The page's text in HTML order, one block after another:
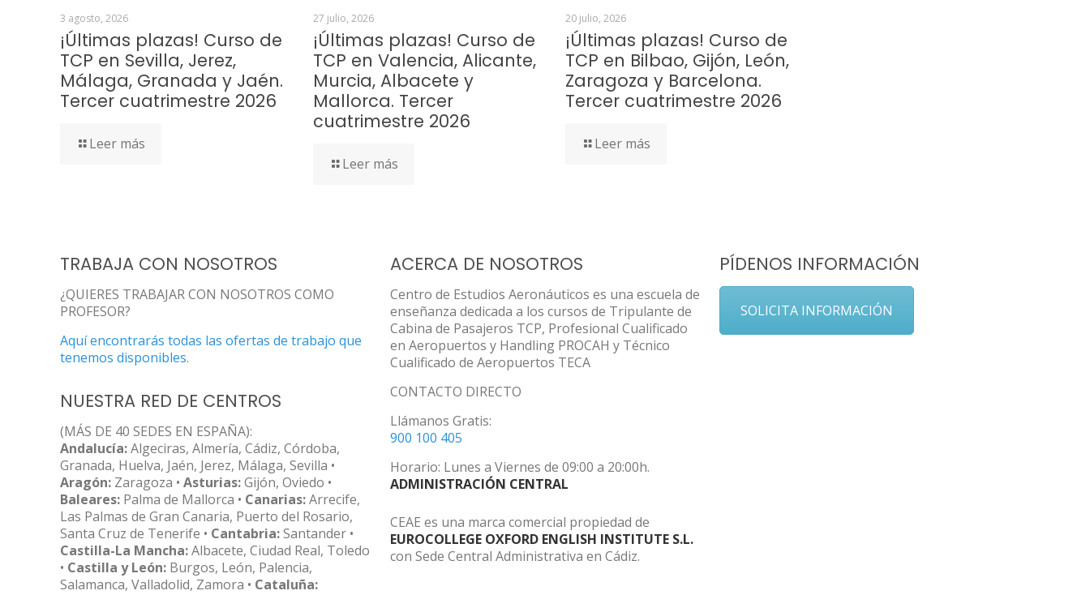
3 agosto, 2026
¡Últimas plazas! Curso de
TCP en Sevilla, Jerez,
Málaga, Granada y Jaén.
Tercer cuatrimestre 2026
Leer más
27 julio, 2026
¡Últimas plazas! Curso de
TCP en Valencia, Alicante,
Murcia, Albacete y
Mallorca. Tercer
cuatrimestre 2026
Leer más
20 julio, 2026
¡Últimas plazas! Curso de
TCP en Bilbao, Gijón, León,
Zaragoza y Barcelona.
Tercer cuatrimestre 2026
Leer más
TRABAJA CON NOSOTROS
¿QUIERES TRABAJAR CON NOSOTROS COMO
PROFESOR?
Aquí encontrarás todas las ofertas de trabajo que
tenemos disponibles.
NUESTRA RED DE CENTROS
(MÁS DE 40 SEDES EN ESPAÑA):
Andalucía:Algeciras, Almería, Cádiz, Córdoba,
Granada, Huelva, Jaén, Jerez, Málaga, Sevilla •
Aragón: Zaragoza • Asturias:Gijón, Oviedo •
Baleares: Palma de Mallorca • Canarias:Arrecife,
Las Palmas de Gran Canaria, Puerto del Rosario,
Santa Cruz de Tenerife • Cantabria:Santander •
Castilla-La Mancha:Albacete, Ciudad Real, Toledo
• Castilla y León: Burgos, León, Palencia,
Salamanca, Valladolid, Zamora • Cataluña:
ACERCA DE NOSOTROS
Centro de Estudios Aeronáuticos es una escuela de
enseñanza dedicada a los cursos de Tripulante de
Cabina de Pasajeros TCP, Profesional Cualificado
en Aeropuertos y Handling PROCAH y Técnico
Cualificado de Aeropuertos TECA
CONTACTO DIRECTO
Llámanos Gratis:
900 100 405
Horario: Lunes a Viernes de 09:00 a 20:00h.
ADMINISTRACIÓN CENTRAL
CEAE es una marca comercial propiedad de
EUROCOLLEGE OXFORD ENGLISH INSTITUTE S.L.
con Sede Central Administrativa en Cádiz.
PÍDENOS INFORMACIÓN
SOLICITA INFORMACIÓN